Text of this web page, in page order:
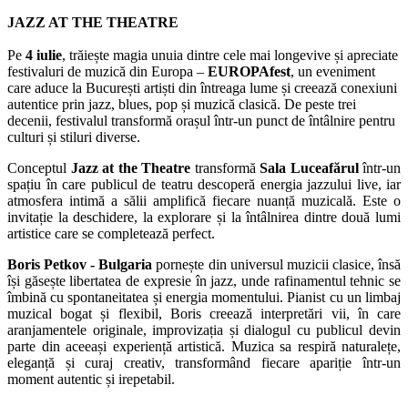
JAZZ AT THE THEATRE
Pe 4 iulie, trăiește magia unuia dintre cele mai longevive și apreciate
festivaluri de muzică din Europa – EUROPAfest, un eveniment
care aduce la București artiști din întreaga lume și creează conexiuni
autentice prin jazz, blues, pop și muzică clasică. De peste trei
decenii, festivalul transformă orașul într-un punct de întâlnire pentru
culturi și stiluri diverse.
Conceptul Jazz at the Theatre transformă Sala Luceafărulîntr-un
spațiu în care publicul de teatru descoperă energia jazzului live, iar
atmosfera intimă a sălii amplifică fiecare nuanță muzicală. Este o
invitație la deschidere, la explorare și la întâlnirea dintre două lumi
artistice care se completează perfect.
Boris Petkov - Bulgaria pornește din universul muzicii clasice, însă
își găsește libertatea de expresie în jazz, unde rafinamentul tehnic se
îmbină cu spontaneitatea și energia momentului. Pianist cu un limbaj
muzical bogat și flexibil, Boris creează interpretări vii, în care
aranjamentele originale, improvizația și dialogul cu publicul devin
parte din aceeași experiență artistică. Muzica sa respiră naturalețe,
eleganță și curaj creativ, transformând fiecare apariție într-un
moment autentic și irepetabil.